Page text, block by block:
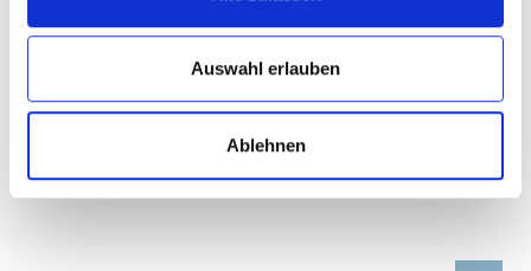
Auswahl erlauben
Ablehnen
MEHR ZUM THEMA
Anbieterliste